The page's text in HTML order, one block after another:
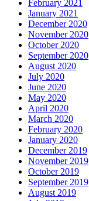
February 2021
January 2021
December 2020
November 2020
October 2020
September 2020
August 2020
July 2020
June 2020
May 2020
April 2020
March 2020
February 2020
January 2020
December 2019
November 2019
October 2019
September 2019
August 2019